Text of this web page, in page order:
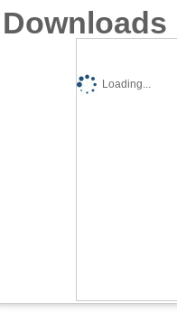
Downloads
Loading...